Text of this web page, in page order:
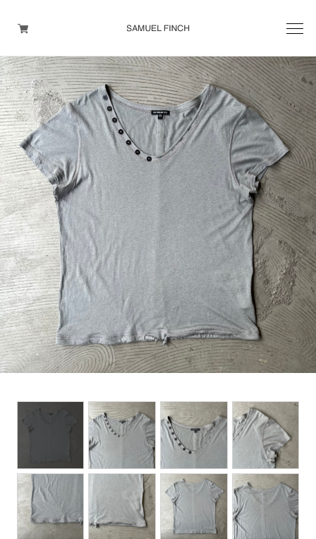
Men's
Maison Martin Margiela
Helmut Lang
Yohji Yamamoto
Other brands
TOPS
OUTER WEAR
BOTTOMS
DESIGNERS ARCHIVES